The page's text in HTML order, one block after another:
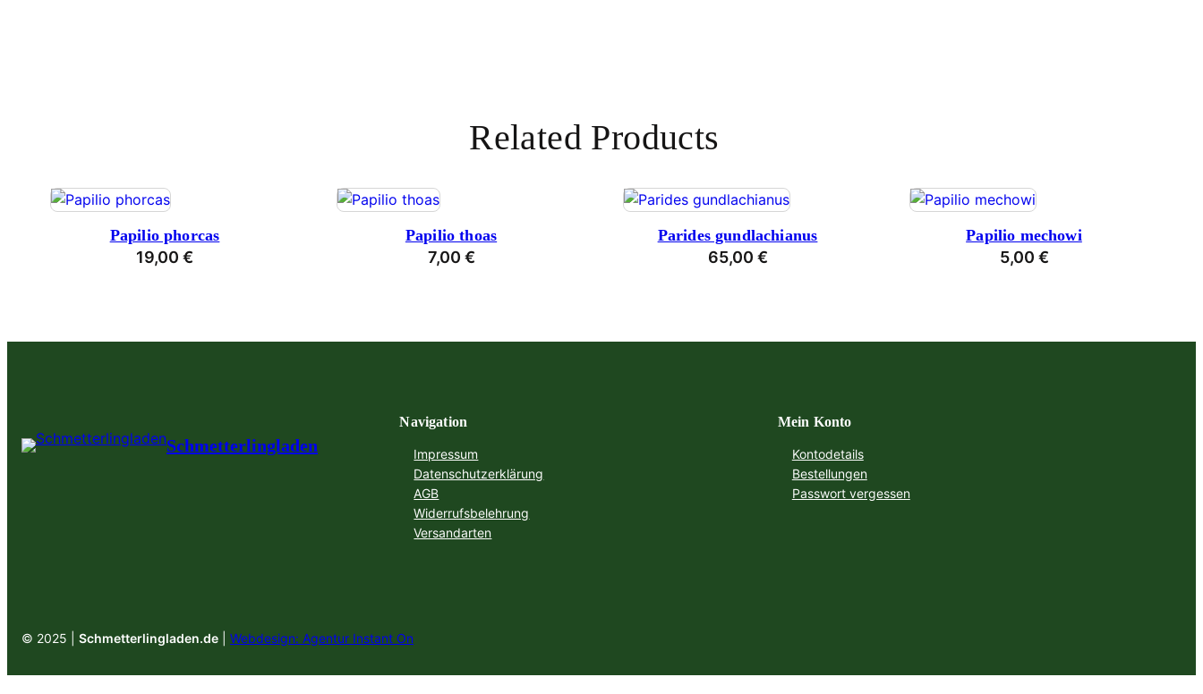
Related Products
Papilio phorcas
19,00 €
Papilio thoas
7,00 €
Parides gundlachianus
65,00 €
Papilio mechowi
5,00 €
Schmetterlingladen
Navigation
Impressum
Datenschutzerklärung
AGB
Widerrufsbelehrung
Versandarten
Mein Konto
Kontodetails
Bestellungen
Passwort vergessen
© 2025 | Schmetterlingladen.de Webdesign: Agentur Instant On